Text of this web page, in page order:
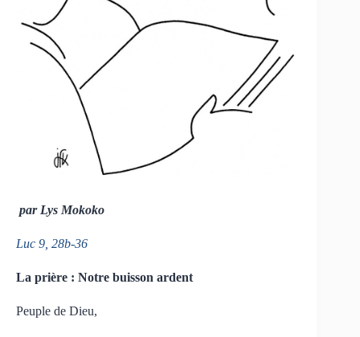
par Lys Mokoko
Luc 9, 28b-36
La prière : Notre buisson ardent
Peuple de Dieu,